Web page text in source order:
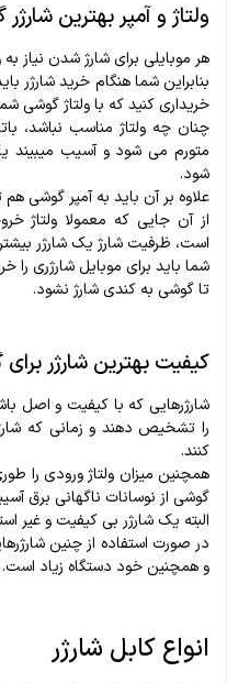
ولتاژ و آمپر بهترین
هر موبایلی برای شارژ شدن نیاز
بنابراین شما هنگام خرید شارژر
خریداری کنید که با ولتاژ گوشی
چنان چه ولتاژ مناسب نباشد،
متورم می شود و آسیب میبیند
شود.
علاوه بر آن باید به آمپر گوشی
است، ظرفیت شارژ یک شارژر
تا گوشی به کندی شارژ نشود.
کیفیت بهترین شارژر
شارژرهایی که با کیفیت و اصل
را تشخیص دهند و زمانی که
کنند.
همچنین میزان ولتاژ ورودی را
گوشی از نوسانات ناگهانی برق
البته یک شارژر بی کیفیت و غیر
در صورت استفاده از چنین
و همچنین خود دستگاه زیاد است.
انواع کابل شارژر